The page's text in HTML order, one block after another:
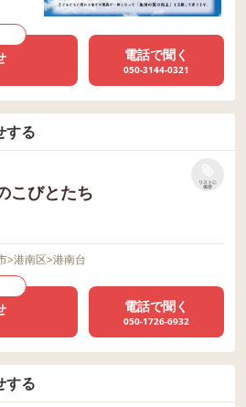
電話で聞く
050-3144-0321
する
こびとたち
リストに
保存
>港南区>港南台
電話で聞く
050-1726-6932
する